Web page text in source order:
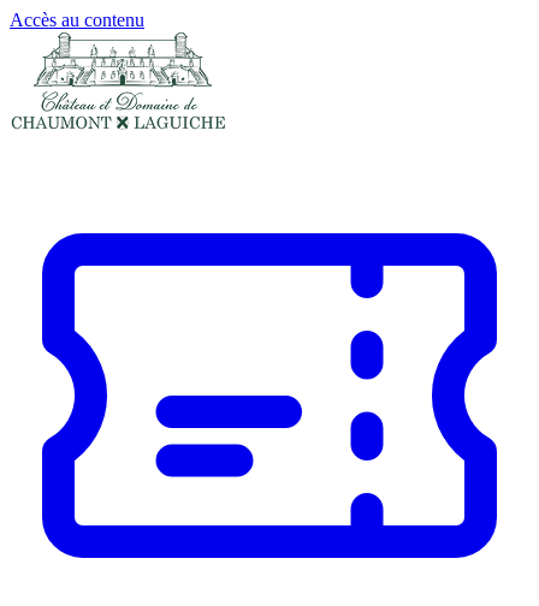
Accès au contenu
Panneau de gestion des cookies